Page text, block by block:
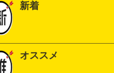
新着
オススメ